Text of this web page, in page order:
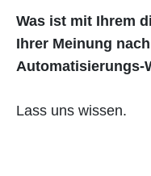
Was ist mit Ihrem
Ihrer Meinung
Automatisierungs-
Lass uns wissen.